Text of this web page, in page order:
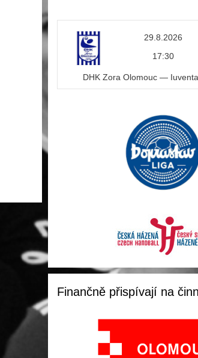
29.8.2026
17:30
DHK Zora Olomouc —
Finančně přispívají na